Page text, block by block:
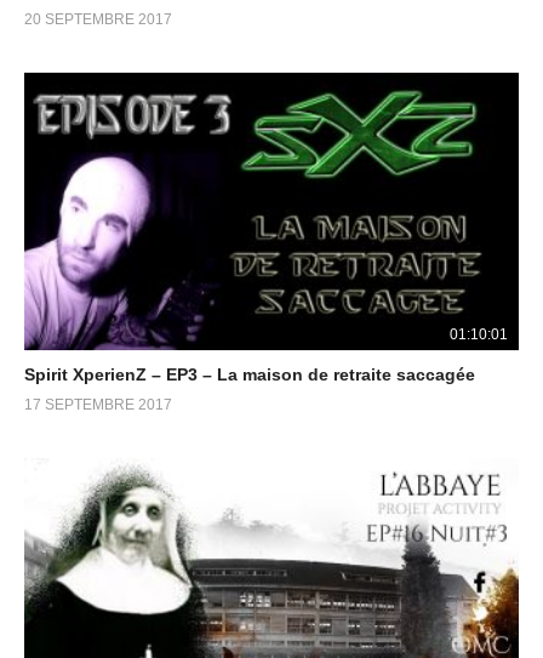
20 SEPTEMBRE 2017
01:10:01
Spirit XperienZ – EP3 – La maison de retraite saccagée
17 SEPTEMBRE 2017